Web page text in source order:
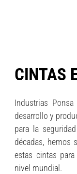
CINTAS
Industrias
desarrollo y
para la
décadas, hemos
estas cintas
nivel mundial.